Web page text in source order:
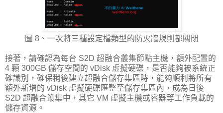
圖 8、一次將三種設定檔類型的防火牆規則都關閉
接著，請確認為每台 S2D 超融合叢集節點主機，額外配置的
4 顆 300GB 儲存空間的 vDisk 虛擬硬碟，是否能夠被系統正
確識別，確保稍後建立超融合儲存集區時，能夠順利將所有
額外新增的 vDisk 虛擬硬碟匯整至儲存集區內，成為日後
S2D 超融合叢集中，其它 VM 虛擬主機或容器等工作負載的
儲存資源。